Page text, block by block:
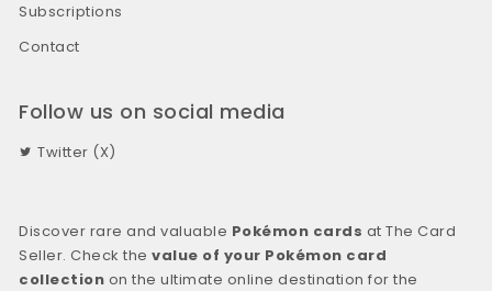
Subscriptions
Contact
Follow us on social media
Twitter (X)
Discover rare and valuable Pokémon cards at The Card
Seller. Check thevalue of your Pokémon card
collection on the ultimate online destination for the